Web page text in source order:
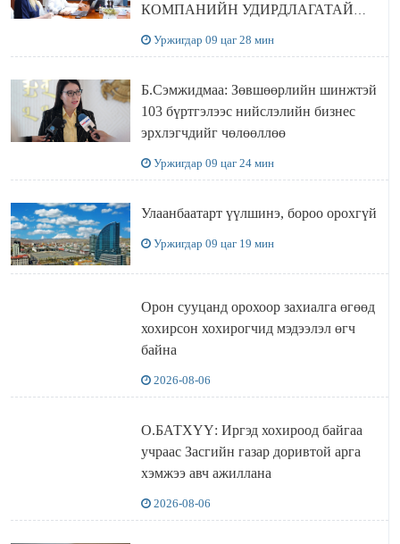
КОМПАНИЙН УДИРДЛАГАТАЙ
Уржигдар 09 цаг 28 мин
Б.Сэмжидмаа: Зөвшөөрлийн шинжтэй
103 бүртгэлээс нийслэлийн бизнес
эрхлэгчдийг чөлөөллөө
Уржигдар 09 цаг 24 мин
Улаанбаатарт үүлшинэ, бороо орохгүй
Уржигдар 09 цаг 19 мин
Орон сууцанд орохоор захиалга өгөөд
хохирсон хохирогчид мэдээлэл өгч
байна
2026-08-06
О.БАТХҮҮ: Иргэд хохироод байгаа
учраас Засгийн газар доривтой арга
хэмжээ авч ажиллана
2026-08-06